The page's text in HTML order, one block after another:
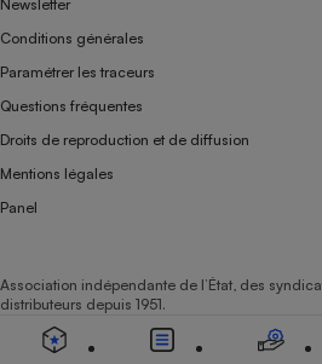
Newsletter
Conditions générales
Paramétrer les traceurs
Questions fréquentes
Droits de reproduction et de diffusion
Mentions légales
Panel
Association indépendante de l’État, des
distributeurs depuis 1951.